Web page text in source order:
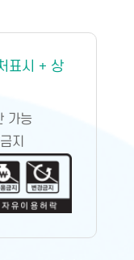
표시 + 상
가능
지